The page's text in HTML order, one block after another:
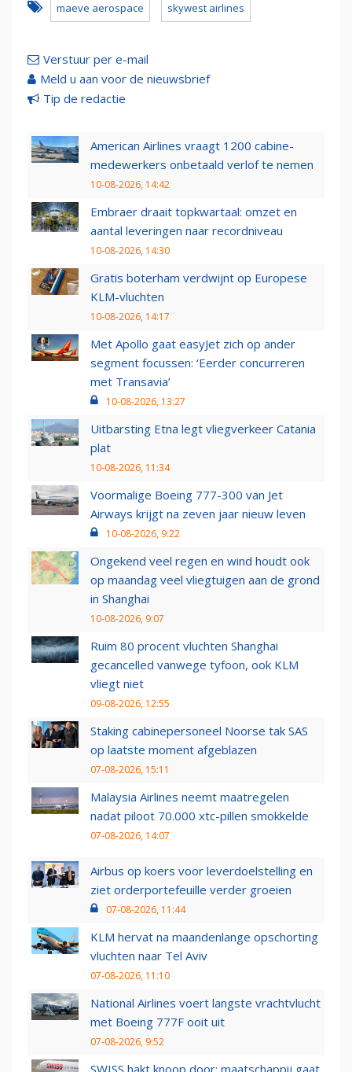
maeve aerospace skywest airlines
Verstuur per e-mail
Meld u aan voor de nieuwsbrief
Tip de redactie
American Airlines vraagt 1200 cabine-
medewerkers onbetaald verlof te nemen
10-08-2026, 14:42
Embraer draait topkwartaal: omzet en
aantal leveringen naar recordniveau
10-08-2026, 14:30
Gratis boterham verdwijnt op Europese
KLM-vluchten
10-08-2026, 14:17
Met Apollo gaat easyJet zich op ander
segment focussen: ‘Eerder concurreren
met Transavia’
10-08-2026, 13:27
Uitbarsting Etna legt vliegverkeer Catania
plat
10-08-2026, 11:34
Voormalige Boeing 777-300 van Jet
Airways krijgt na zeven jaar nieuw leven
10-08-2026, 9:22
Ongekend veel regen en wind houdt ook
op maandag veel vliegtuigen aan de grond
in Shanghai
10-08-2026, 9:07
Ruim 80 procent vluchten Shanghai
gecancelled vanwege tyfoon, ook KLM
vliegt niet
09-08-2026, 12:55
Staking cabinepersoneel Noorse tak SAS
op laatste moment afgeblazen
07-08-2026, 15:11
Malaysia Airlines neemt maatregelen
nadat piloot 70.000 xtc-pillen smokkelde
07-08-2026, 14:07
Airbus op koers voor leverdoelstelling en
ziet orderportefeuille verder groeien
07-08-2026, 11:44
KLM hervat na maandenlange opschorting
vluchten naar Tel Aviv
07-08-2026, 11:10
National Airlines voert langste vrachtvlucht
met Boeing 777F ooit uit
07-08-2026, 9:52